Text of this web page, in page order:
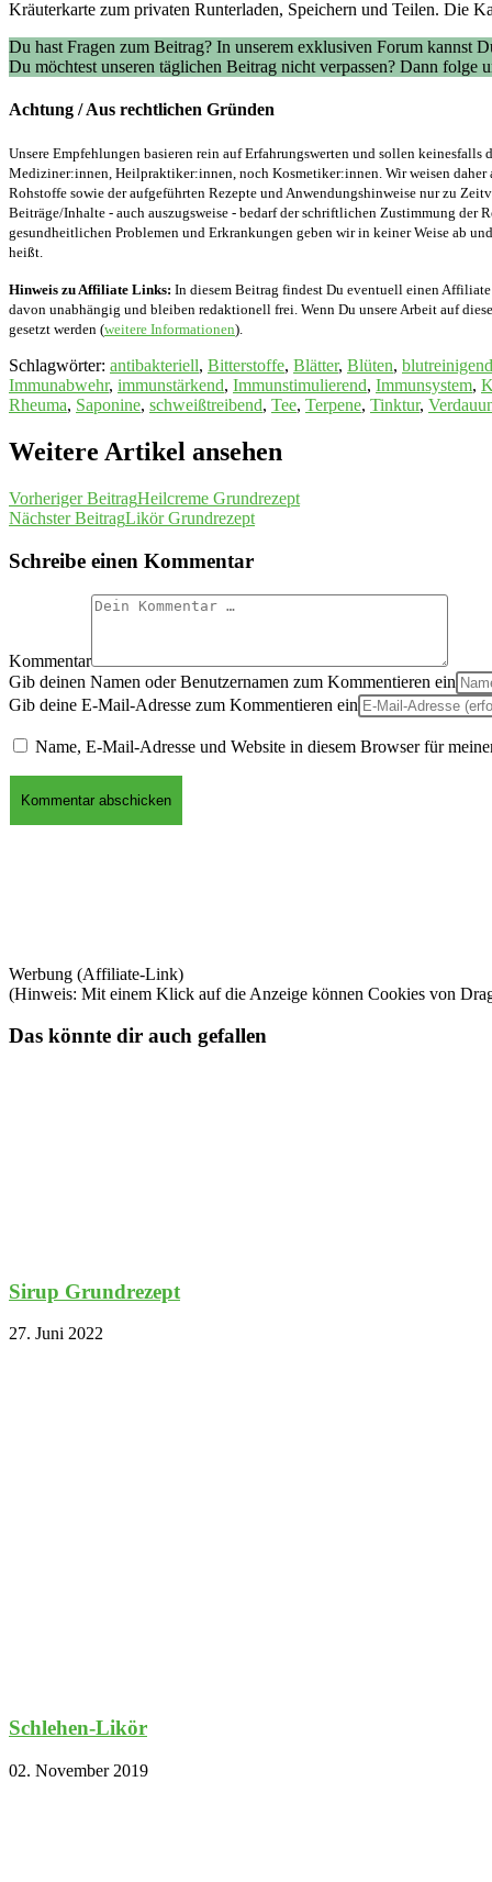
Kräuterkarte zum privaten Runterladen, Speichern und Teilen. Die
Du hast Fragen zum Beitrag? In unserem exklusiven Forum kannst
Du möchtest unseren täglichen Beitrag nicht verpassen? Dann folge
Achtung / Aus rechtlichen Gründen
Unsere Empfehlungen basieren rein auf Erfahrungswerten und sollen
Mediziner:innen, Heilpraktiker:innen, noch Kosmetiker:innen. Wir weisen daher
Rohstoffe sowie der aufgeführten Rezepte und Anwendungshinweise nur zu
Beiträge/Inhalte - auch auszugsweise - bedarf der schriftlichen Zustimmung
gesundheitlichen Problemen und Erkrankungen geben wir in keiner Weise ab
heißt.
Hinweis zu Affiliate Links: In diesem Beitrag findest Du eventuell einen
davon unabhängig und bleiben redaktionell frei. Wenn Du unsere Arbeit auf
gesetzt werden (weitere Informationen).
Schlagwörter: antibakteriell, Bitterstoffe, Blätter, Blüten, blutreinigend
Immunabwehr, immunstärkend, Immunstimulierend, Immunsystem,
Rheuma, Saponine, schweißtreibend, Tee, Terpene, Tinktur,
Weitere Artikel ansehen
Vorheriger BeitragHeilcreme Grundrezept
Nächster BeitragLikör Grundrezept
Schreibe einen Kommentar
Kommentar
Gib deinen Namen oder Benutzernamen zum Kommentieren ein
Gib deine E-Mail-Adresse zum Kommentieren ein
Name, E-Mail-Adresse und Website in diesem Browser für
Werbung (Affiliate-Link)
(Hinweis: Mit einem Klick auf die Anzeige können Cookies von
Das könnte dir auch gefallen
Sirup Grundrezept
27. Juni 2022
Schlehen-Likör
02. November 2019